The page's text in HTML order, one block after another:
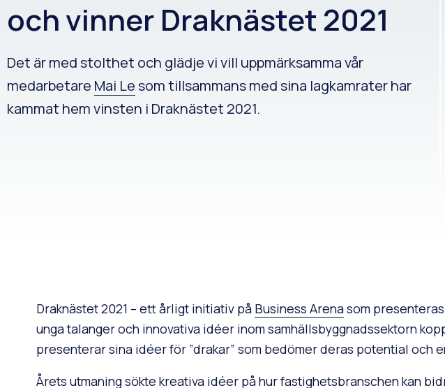
och vinner Draknästet 2021
Det är med stolthet och glädje vi vill uppmärksamma vår
medarbetare Mai Lesom tillsammans med sina lagkamrater har
kammat hem vinsten i Draknästet 2021.
Draknästet 2021 – ett årligt initiativ på Business Arena som
unga talanger och innovativa idéer inom samhällsbyggnadssektorn
presenterar sina idéer för ”drakar” som bedömer deras potential och
Årets utmaning sökte kreativa idéer på hur fastighetsbranschen kan